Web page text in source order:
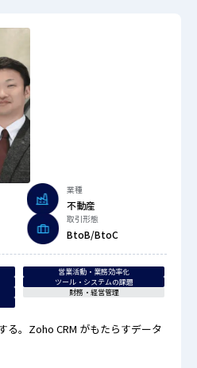
業種
不動産
取引形態
BtoB/BtoC
営業活動・業務効率化
ツール・システムの課題
財務・経営管理
る。Zoho CRM がもたらすデータ